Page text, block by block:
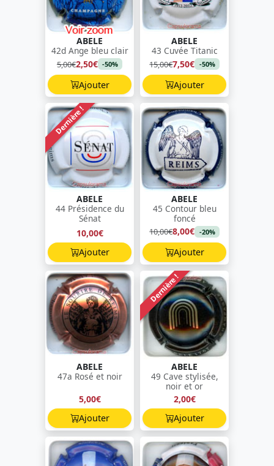
ABELE
42d Ange bleu clair
5,00€2,50€ -50%
Ajouter
ABELE
43 Cuvée Titanic
15,00€7,50€ -50%
Ajouter
Dernière !
ABELE
44 Présidence du
Sénat
10,00€
Ajouter
ABELE
45 Contour bleu
foncé
10,00€8,00€ -20%
Ajouter
ABELE
47a Rosé et noir
5,00€
Ajouter
Dernière !
ABELE
49 Cave stylisée,
noir et or
2,00€
Ajouter